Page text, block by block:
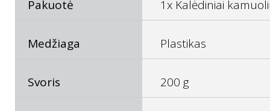
Pakuotė 1x Kalėdiniai
Medžiaga Plastikas
Svoris 200 g